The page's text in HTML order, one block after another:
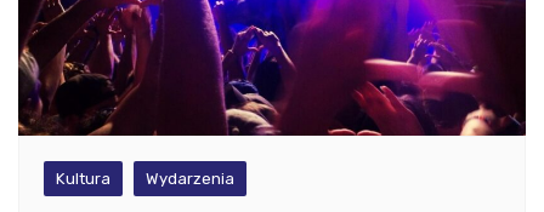
Kultura Wydarzenia